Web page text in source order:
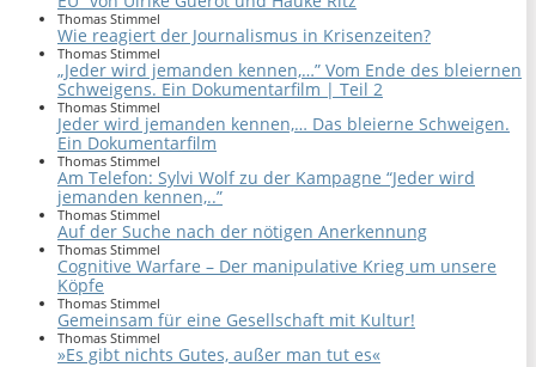
Thomas Stimmel
Wie reagiert der Journalismus in Krisenzeiten?
Thomas Stimmel
„Jeder wird jemanden kennen,…” Vom Ende des bleiernen
Schweigens. Ein Dokumentarfilm | Teil 2
Thomas Stimmel
Jeder wird jemanden kennen,… Das bleierne Schweigen.
Ein Dokumentarfilm
Thomas Stimmel
Am Telefon: Sylvi Wolf zu der Kampagne “Jeder wird
jemanden kennen,..”
Thomas Stimmel
Auf der Suche nach der nötigen Anerkennung
Thomas Stimmel
Cognitive Warfare – Der manipulative Krieg um unsere
Köpfe
Thomas Stimmel
Gemeinsam für eine Gesellschaft mit Kultur!
Thomas Stimmel
»Es gibt nichts Gutes, außer man tut es«